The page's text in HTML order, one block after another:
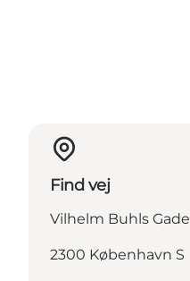
Find vej
Vilhelm Buhls Gade
2300 København S